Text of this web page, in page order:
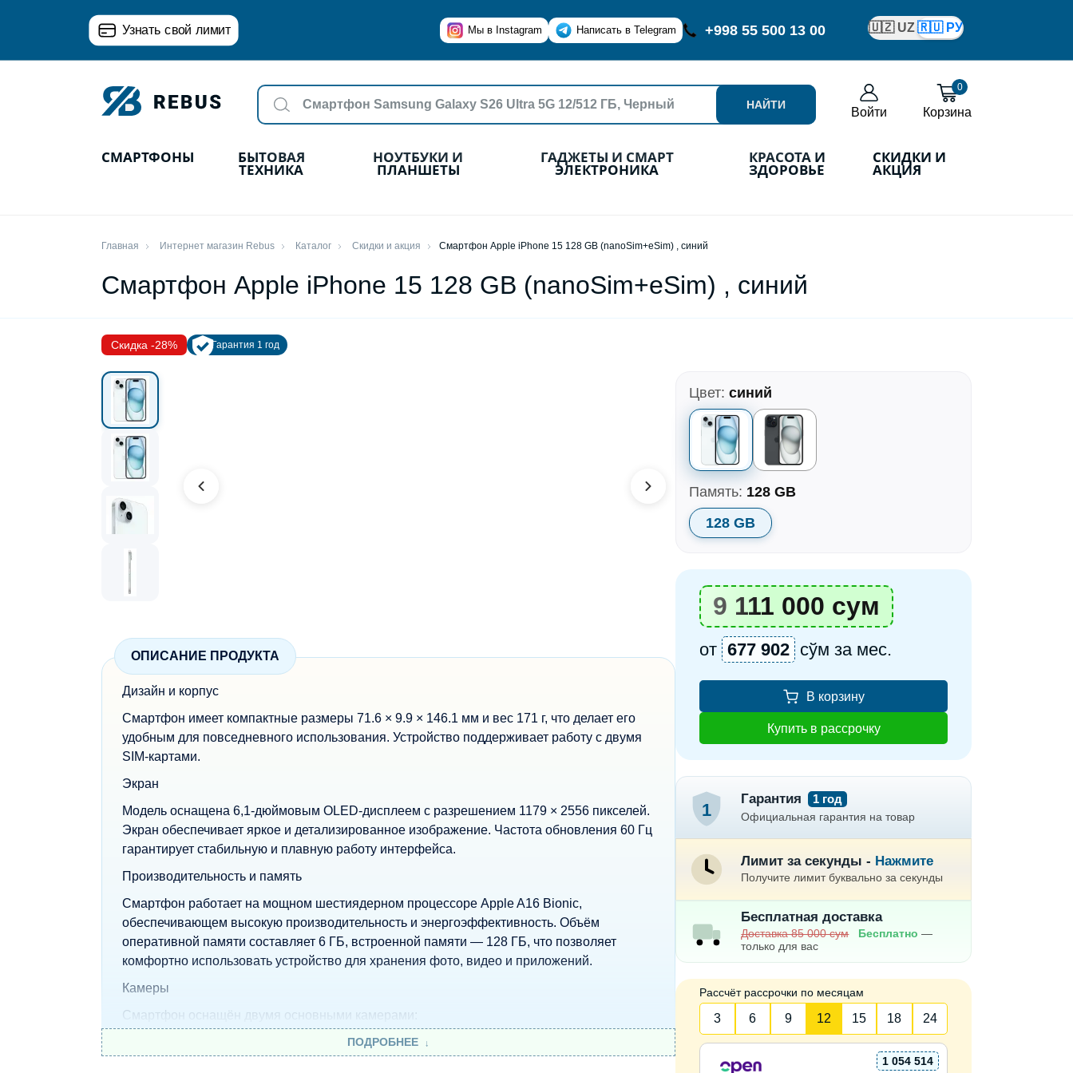
Узнать свой лимит Мы в Instagram Написать в Telegram +998 55 500 13 00 🇺🇿 UZ🇷🇺 РУ
НАЙТИ
Войти
0
Корзина
СМАРТФОНЫ БЫТОВАЯ
ТЕХНИКА
НОУТБУКИ И
ПЛАНШЕТЫ
ГАДЖЕТЫ И СМАРТ
ЭЛЕКТРОНИКА
КРАСОТА И
ЗДОРОВЬЕ
СКИДКИ И
АКЦИЯ
Главная Интернет магазин Rebus Каталог Скидки и акция Смартфон Apple iPhone 15 128 GB (nanoSim+eSim) , синий
Смартфон Apple iPhone 15 128 GB (nanoSim+eSim) , синий
Скидка -28% Гарантия 1 год
ОПИСАНИЕ ПРОДУКТА
Дизайн и корпус
Смартфон имеет компактные размеры 71.6 × 9.9 × 146.1 мм и вес 171 г, что делает его
удобным для повседневного использования. Устройство поддерживает работу с двумя
SIM-картами.
Экран
Модель оснащена 6,1-дюймовым OLED-дисплеем с разрешением 1179 × 2556 пикселей.
Экран обеспечивает яркое и детализированное изображение. Частота обновления 60 Гц
гарантирует стабильную и плавную работу интерфейса.
Производительность и память
Смартфон работает на мощном шестиядерном процессоре Apple A16 Bionic,
обеспечивающем высокую производительность и энергоэффективность. Объём
оперативной памяти составляет 6 ГБ, встроенной памяти — 128 ГБ, что позволяет
комфортно использовать устройство для хранения фото, видео и приложений.
Камеры
Смартфон оснащён двумя основными камерами:
– Основная камера 48 МП для детализированных и чётких снимков
ПОДРОБНЕЕ
Цвет:синий
Память: 128 GB
128 GB
9 111 000 сум
от 677 902 сўм за мес.
В корзину
Купить в рассрочку
1
Гарантия 1 год
Официальная гарантия на товар
Лимит за секунды - Нажмите
Получите лимит буквально за секунды
Бесплатная доставка
Доставка 85 000 сум Бесплатно —
только для вас
Рассчёт рассрочки по месяцам
3 6 9 12 15 18 24
1 054 514